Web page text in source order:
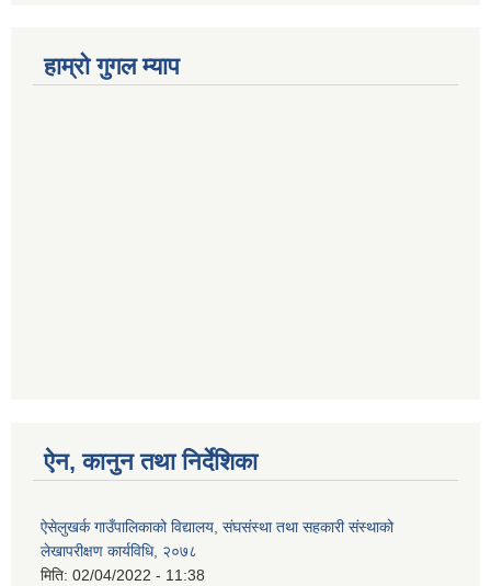
हाम्रो गुगल म्याप
ऐन, कानुन तथा निर्देशिका
ऐसेलुखर्क गाउँपालिकाको विद्यालय, संघसंस्था तथा सहकारी संस्थाको
लेखापरीक्षण कार्यविधि, २०७८
मिति: 02/04/2022 - 11:38